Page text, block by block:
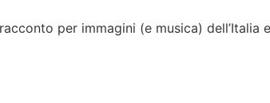
per immagini (e musica) dell’Italia